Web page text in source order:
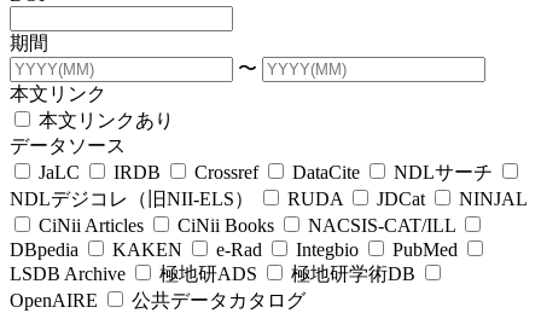
期間
〜
本文リンク
本文リンクあり
データソース
JaLC
IRDB Crossref DataCite
NDLサーチ
NDLデジコレ（旧NII-ELS）
RUDA JDCat
NINJAL
CiNii Articles
CiNii Books
NACSIS-CAT/ILL
DBpedia
KAKEN e-Rad Integbio
PubMed
LSDB Archive
極地研ADS
極地研学術DB
OpenAIRE
公共データカタログ